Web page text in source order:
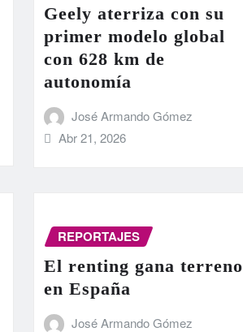
Geely aterriza con su
primer modelo global
con 628 km de
autonomía
José Armando Gómez
Abr 21, 2026
REPORTAJES
El renting gana terreno
en España
José Armando Gómez